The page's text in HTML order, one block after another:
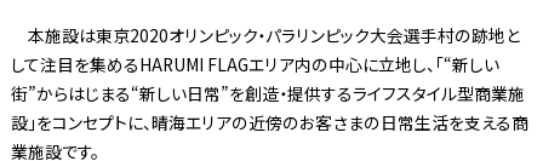
本施設は東京2020オリンピック・パラリンピック大会選手村の跡地と
して注目を集めるHARUMI FLAGエリア内の中心に立地し、「“新しい
街”からはじまる“新しい日常”を創造・提供するライフスタイル型商業施
設」をコンセプトに、晴海エリアの近傍のお客さまの日常生活を支える商
業施設です。